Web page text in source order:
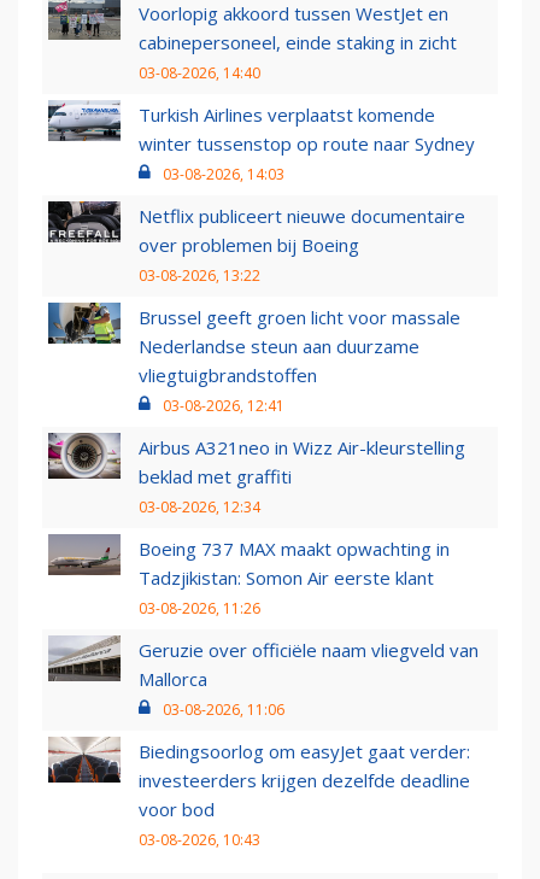
Voorlopig akkoord tussen WestJet en
cabinepersoneel, einde staking in zicht
03-08-2026, 14:40
Turkish Airlines verplaatst komende
winter tussenstop op route naar Sydney
03-08-2026, 14:03
Netflix publiceert nieuwe documentaire
over problemen bij Boeing
03-08-2026, 13:22
Brussel geeft groen licht voor massale
Nederlandse steun aan duurzame
vliegtuigbrandstoffen
03-08-2026, 12:41
Airbus A321neo in Wizz Air-kleurstelling
beklad met graffiti
03-08-2026, 12:34
Boeing 737 MAX maakt opwachting in
Tadzjikistan: Somon Air eerste klant
03-08-2026, 11:26
Geruzie over officiële naam vliegveld van
Mallorca
03-08-2026, 11:06
Biedingsoorlog om easyJet gaat verder:
investeerders krijgen dezelfde deadline
voor bod
03-08-2026, 10:43